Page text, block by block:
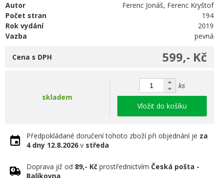
Autor
Ferenc Jonáš, Ferenc Kryštof
Počet stran
194
Rok vydání
2019
Vazba
pevná
599,- Kč
Cena s DPH
skladem
ks
Vložit do košíku
Předpokládané doručení tohoto zboží při objednání je za
4 dny 12.8.2026 v středa
Doprava již od 89,- Kč prostřednictvím Česká pošta -
Balíkovna